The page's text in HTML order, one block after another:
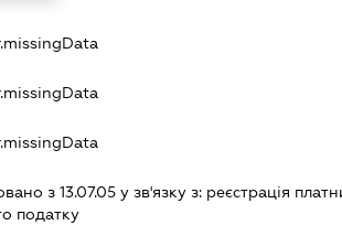
з 13.07.05 у зв'язку з: реєстрацiя
податку